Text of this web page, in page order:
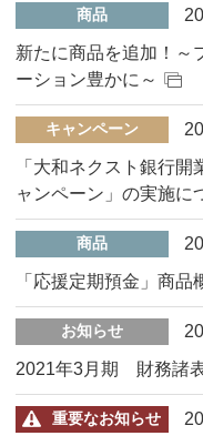
商品
新たに商品を追加！～
ーション豊かに～
キャンペーン
「大和ネクスト銀行
ャンペーン」の実施に
商品
「応援定期預金」商
お知らせ
2021年3月期 財務諸
重要なお知らせ